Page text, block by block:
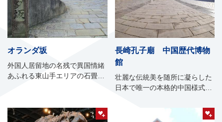
オランダ坂
外国人居留地の名残で異国情緒
あふれる東山手エリアの石畳の
長崎孔子廟 中国歴代博物
館
壮麗な伝統美を随所に凝らした
日本で唯一の本格的中国様式の